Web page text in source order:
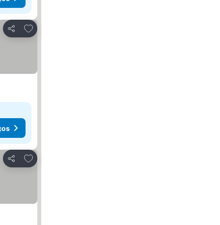
Partilhar
Adicionar aos favoritos
Partilhar
Adicionar aos favoritos